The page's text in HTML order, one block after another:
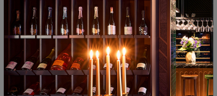
Совиньон Блан Special
Selection Дивес 2023
Совиньон Блан
9 € 18 лв.
Совиньон Блан Дивес 2024
България Совиньон Блан
9 66 89 лв.